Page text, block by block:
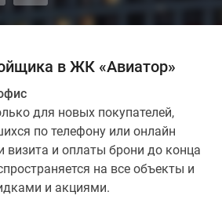
в ЖК «Авиатор»
для новых покупателей,
по телефону или онлайн
визита и оплаты брони до конца
на все объекты и
и акциями.